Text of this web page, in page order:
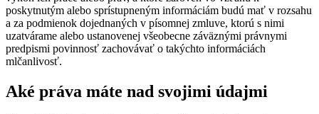
poskytnutým alebo sprístupneným informáciám budú mať v rozsahu
a za podmienok dojednaných v písomnej zmluve, ktorú s nimi
uzatvárame alebo ustanovenej všeobecne záväznými právnymi
predpismi povinnosť zachovávať o takýchto informáciách
mlčanlivosť.
Aké práva máte nad svojimi údajmi